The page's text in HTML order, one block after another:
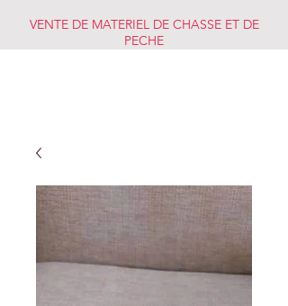
VENTE DE MATERIEL DE CHASSE ET DE
PECHE